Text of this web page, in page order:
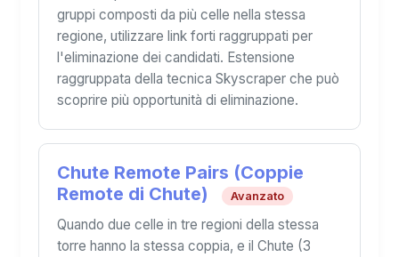
gruppi composti da più celle nella stessa
regione, utilizzare link forti raggruppati per
l'eliminazione dei candidati. Estensione
raggruppata della tecnica Skyscraper che può
scoprire più opportunità di eliminazione.
Chute Remote Pairs (Coppie
Remote di Chute)
Avanzato
Quando due celle in tre regioni della stessa
torre hanno la stessa coppia, e il Chute (3